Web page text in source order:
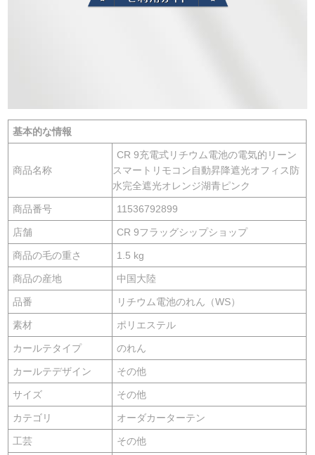
ト外窓天然素材カー
基本的な情報
商品名称
CR 9充電式リチウム電池の電気的リーン
スマートリモコン自動昇降遮光オフィス防
水完全遮光オレンジ湖青ピンク
商品番号 11536792899
店舗 CR 9フラッグシップショップ
商品の毛の重さ 1.5 kg
商品の産地 中国大陸
品番 リチウム電池のれん（WS）
素材 ポリエステル
カールテタイプ のれん
カールテデザイン その他
サイズ その他
カテゴリ オーダカーターテン
工芸 その他